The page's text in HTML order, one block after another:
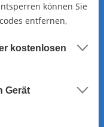
können Sie
entfernen,
ID, Face ID).
kostenlosen
Gerät